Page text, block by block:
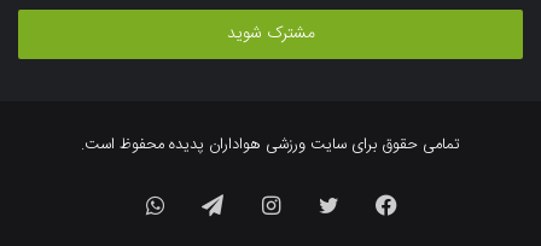
خود
وارد
تمامی حقوق برای سایت ورزشی هواداران پدیده محفوظ است.
فیسبوک توییتر اینستاگرام تلگرام